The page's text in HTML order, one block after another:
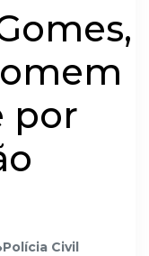
por
Polícia Civil